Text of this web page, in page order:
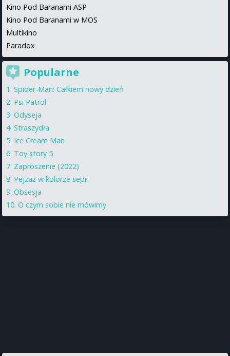
Kino Pod Baranami ASP
Kino Pod Baranami w MOS
Multikino
Paradox
Popularne
Spider-Man: Całkiem nowy dzień
Psi Patrol
Odyseja
Straszydła
Ice Cream Man
Toy story 5
Zaproszenie (2022)
Pejzaż w kolorze sepii
Obsesja
O czym sobie nie mówimy